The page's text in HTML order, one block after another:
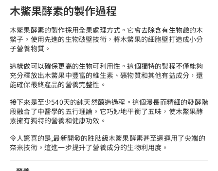
木鱉果酵素的製作過程
木鱉果酵素的製作採用全果處理方式。它會去除含有生物鹼的木
鱉子。使用先進的生物破壁技術，將木鱉果的細胞壁打造成小分
子營養物質。
這樣做可以確保更高的生物可利用性。這個獨特的製程不僅能夠
充分釋放出木鱉果中豐富的維生素、礦物質和其他有益成分，還
能確保最終產品的營養完整性。
接下來是至少540天的純天然釀造過程。這個漫長而精細的發酵階
段融合了中醫學的五行理論。它巧妙地平衡了五味，使木鱉果酵
素擁有獨特的營養和健康功效。
令人驚喜的是,最新開發的胜肽級木鱉果酵素甚至還運用了尖端的
奈米技術。這進一步提升了營養成分的生物利用度。